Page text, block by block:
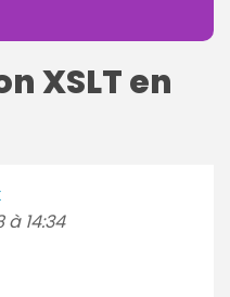
XSLT en
à 14:34